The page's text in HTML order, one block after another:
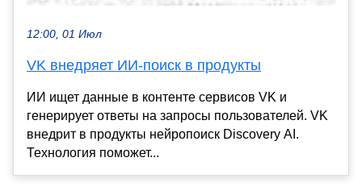
12:00, 01 Июл
VK внедряет ИИ-поиск в продукты
ИИ ищет данные в контенте сервисов VK и
генерирует ответы на запросы пользователей. VK
внедрит в продукты нейропоиск Discovery AI.
Технология поможет...